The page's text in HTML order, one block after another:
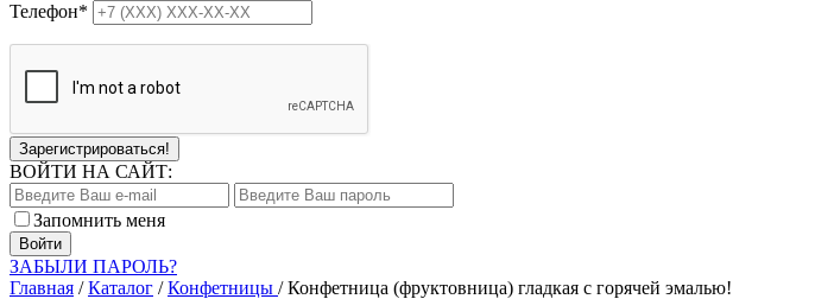
Телефон*
Зарегистрироваться!
ВОЙТИ НА САЙТ:
Запомнить меня
ЗАБЫЛИ ПАРОЛЬ?
Главная /Каталог /Конфетницы /Конфетница (фруктовница) гладкая с горячей эмалью!